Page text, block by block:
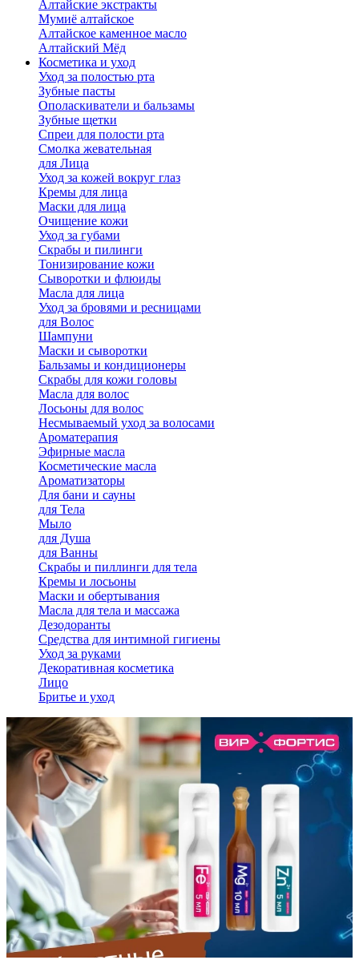
Алтайские экстракты
Мумиё алтайское
Алтайское каменное масло
Алтайский Мёд
Косметика и уход
Уход за полостью рта
Зубные пасты
Ополаскиватели и бальзамы
Зубные щетки
Спреи для полости рта
Смолка жевательная
для Лица
Уход за кожей вокруг глаз
Кремы для лица
Маски для лица
Очищение кожи
Уход за губами
Скрабы и пилинги
Тонизирование кожи
Сыворотки и флюиды
Масла для лица
Уход за бровями и ресницами
для Волос
Шампуни
Маски и сыворотки
Бальзамы и кондиционеры
Скрабы для кожи головы
Масла для волос
Лосьоны для волос
Несмываемый уход за волосами
Ароматерапия
Эфирные масла
Косметические масла
Ароматизаторы
Для бани и сауны
для Тела
Мыло
для Душа
для Ванны
Скрабы и пиллинги для тела
Кремы и лосьоны
Маски и обертывания
Масла для тела и массажа
Дезодоранты
Средства для интимной гигиены
Уход за руками
Декоративная косметика
Лицо
Бритье и уход